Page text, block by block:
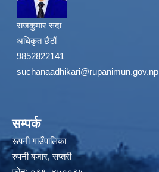
राजकुमार सदा
अधिकृत छैठौं
9852822141
suchanaadhikari@rupanimun.gov.np
सम्पर्क
रूपनी गाउँपालिका
रुपनी बजार, सप्तरी